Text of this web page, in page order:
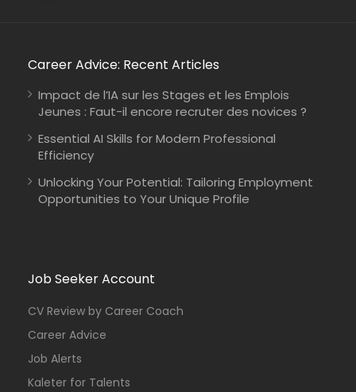
Career Advice: Recent Articles
Impact de l’IA sur les Stages et les Emplois
Jeunes : Faut-il encore recruter des novices ?
Essential AI Skills for Modern Professional
Efficiency
Unlocking Your Potential: Tailoring Employment
Opportunities to Your Unique Profile
Job Seeker Account
CV Review by Career Coach
Career Advice
Job Alerts
Kaleter for Talents